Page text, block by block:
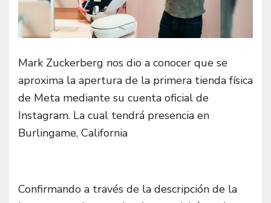
Mark Zuckerberg nos dio a conocer que se
aproxima la apertura de la primera tienda física
de Meta mediante su cuenta oficial de
Instagram. La cual tendrá presencia en
Burlingame, California
Confirmando a través de la descripción de la